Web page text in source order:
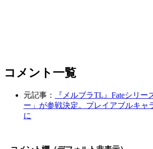
コメント一覧
元記事：
『メルブラTL』Fateシリー
ー」が参戦決定。プレイアブルキャ
に